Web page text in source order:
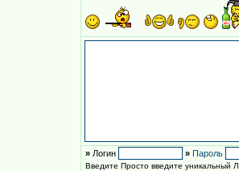
» Логин » Пароль
Введите Просто введите уникальный